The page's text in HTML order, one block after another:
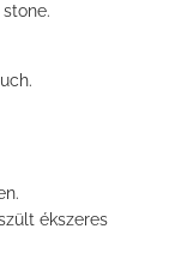
ékszeres